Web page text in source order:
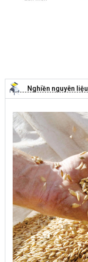
Nghiền nguyên liệu